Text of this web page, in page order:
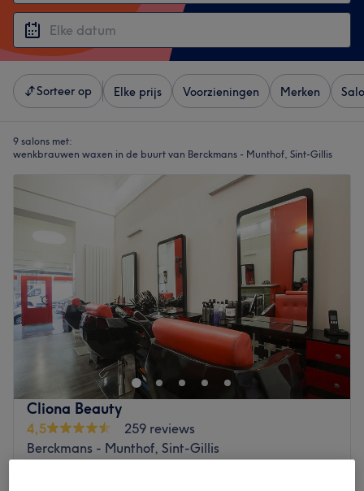
Sorteer op Elke prijs Voorzieningen Merken
9 salons met:
wenkbrauwen waxen in de buurt van Berckmans - Munthof, Sint-Gillis
Cliona Beauty
4,5
259 reviews
Berckmans - Munthof, Sint-Gillis